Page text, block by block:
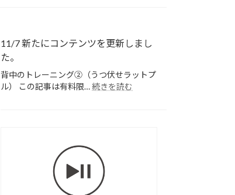
11/7 新たにコンテンツを更新しまし
た。
背中のトレーニング②（うつ伏せラットプ
ル） この記事は有料限…続きを読む